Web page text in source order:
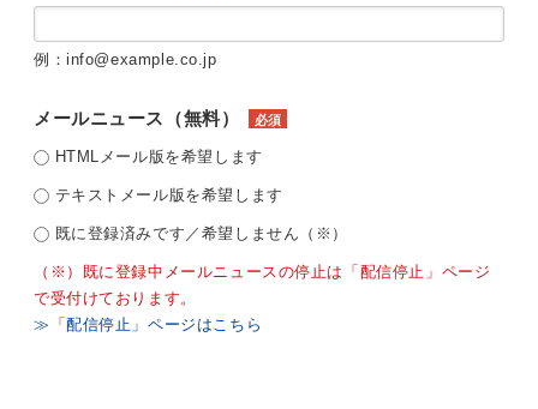
例：info@example.co.jp
メールニュース（無料） 必須
HTMLメール版を希望します
テキストメール版を希望します
既に登録済みです／希望しません（※）
（※）既に登録中メールニュースの停止は「配信停止」ページ
で受付けております。
≫「配信停止」ページはこちら